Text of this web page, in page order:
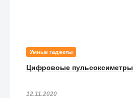
Умные гаджеты
Цифровоые пульсоксиметры
12.11.2020